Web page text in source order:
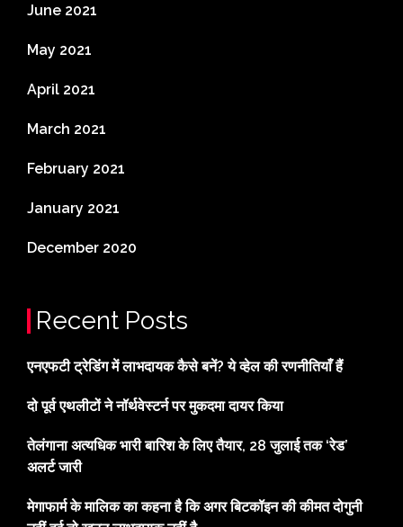
June 2021
May 2021
April 2021
March 2021
February 2021
January 2021
December 2020
Recent Posts
एनएफटी ट्रेडिंग में लाभदायक कैसे बनें? ये व्हेल की रणनीतियाँ हैं
दो पूर्व एथलीटों ने नॉर्थवेस्टर्न पर मुकदमा दायर किया
तेलंगाना अत्यधिक भारी बारिश के लिए तैयार, 28 जुलाई तक ‘रेड’
अलर्ट जारी
मेगाफार्म के मालिक का कहना है कि अगर बिटकॉइन की कीमत दोगुनी